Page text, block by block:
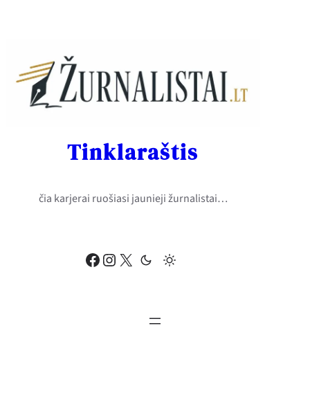
Facebook Instagram X
Tinklaraštis
čia karjerai ruošiasi jaunieji žurnalistai…